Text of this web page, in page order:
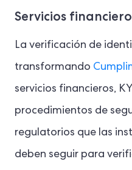
Servicios
La verificación de
transformando
servicios financieros,
procedimientos de
regulatorios que las
deben seguir para